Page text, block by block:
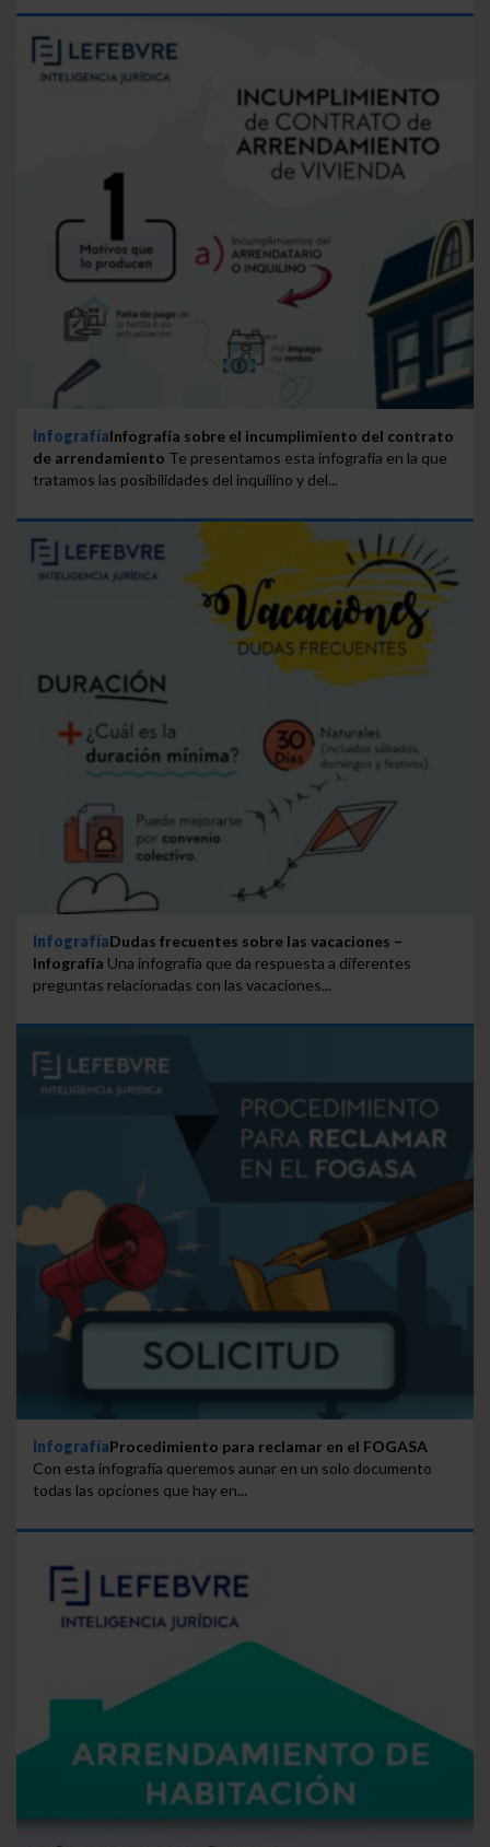
InfografíaInfografía sobre el incumplimiento del contrato
de arrendamiento Te presentamos esta infografía en la que
tratamos las posibilidades del inquilino y del...
InfografíaDudas frecuentes sobre las vacaciones –
Infografía Una infografía que da respuesta a diferentes
preguntas relacionadas con las vacaciones...
InfografíaProcedimiento para reclamar en el FOGASA
Con esta infografía queremos aunar en un solo documento
todas las opciones que hay en...